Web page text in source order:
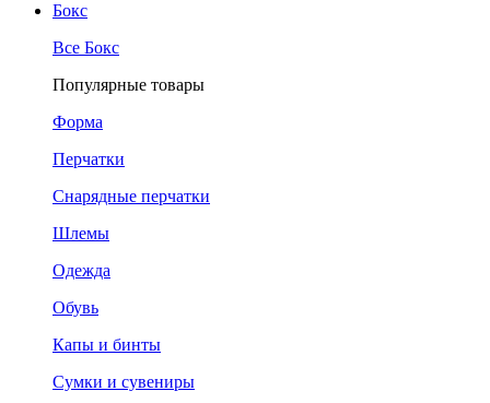
Бокс
Все Бокс
Популярные товары
Форма
Перчатки
Снарядные перчатки
Шлемы
Одежда
Обувь
Капы и бинты
Сумки и сувениры